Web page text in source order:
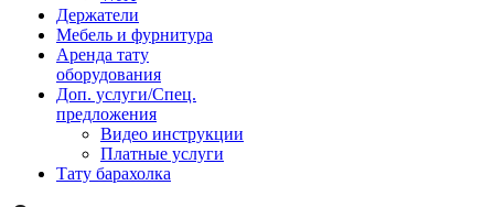
Держатели
Мебель и фурнитура
Аренда тату
оборудования
Доп. услуги/Спец.
предложения
Видео инструкции
Платные услуги
Тату барахолка